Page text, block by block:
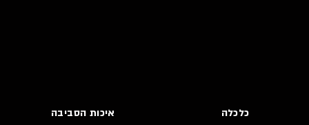
כלכלה איכות הסביבה